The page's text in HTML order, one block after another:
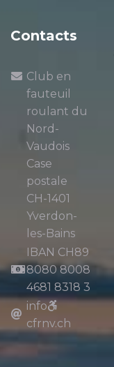
Contacts
Club en
fauteuil
roulant du
Nord-
Vaudois
Case
postale
CH-1401
Yverdon-
les-Bains
IBAN CH89
8080 8008
4681 8318 3
info
cfrnv.ch